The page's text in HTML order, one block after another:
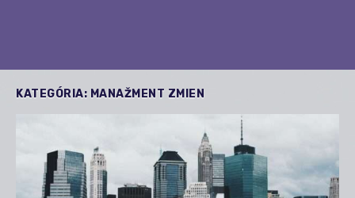
KATEGÓRIA: MANAŽMENT ZMIEN